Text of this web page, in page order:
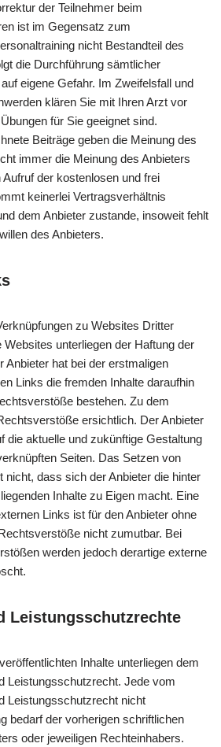
der Teilnehmer beim
ist im Gegensatz zum
nicht Bestandteil des
die Durchführung sämtlicher
eigene Gefahr. Im Zweifelsfall und
klären Sie mit Ihren Arzt vor
für Sie geeignet sind.
Beiträge geben die Meinung des
immer die Meinung des Anbieters
der kostenlosen und frei
keinerlei Vertragsverhältnis
dem Anbieter zustande, insoweit fehlt
des Anbieters.
zu Websites Dritter
Websites unterliegen der Haftung der
Anbieter hat bei der erstmaligen
Links die fremden Inhalte daraufhin
bestehen. Zu dem
ersichtlich. Der Anbieter
die aktuelle und zukünftige Gestaltung
Seiten. Das Setzen von
nicht, dass sich der Anbieter die hinter
Inhalte zu Eigen macht. Eine
Links ist für den Anbieter ohne
nicht zumutbar. Bei
werden jedoch derartige externe
Leistungsschutzrechte
Inhalte unterliegen dem
Leistungsschutzrecht. Jede vom
Leistungsschutzrecht nicht
bedarf der vorherigen schriftlichen
oder jeweiligen Rechteinhabers.